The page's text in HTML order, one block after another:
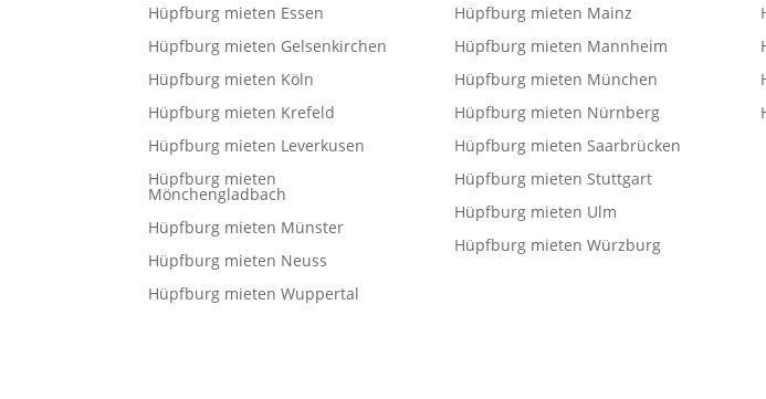
Hüpfburg mieten Essen
Hüpfburg mieten Gelsenkirchen
Hüpfburg mieten Köln
Hüpfburg mieten Krefeld
Hüpfburg mieten Leverkusen
Hüpfburg mieten
Mönchengladbach
Hüpfburg mieten Münster
Hüpfburg mieten Neuss
Hüpfburg mieten Wuppertal
Hüpfburg mieten Mainz
Hüpfburg mieten Mannheim
Hüpfburg mieten München
Hüpfburg mieten Nürnberg
Hüpfburg mieten Saarbrücken
Hüpfburg mieten Stuttgart
Hüpfburg mieten Ulm
Hüpfburg mieten Würzburg